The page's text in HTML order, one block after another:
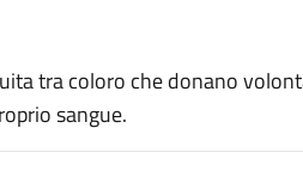
tra coloro che donano
sangue.